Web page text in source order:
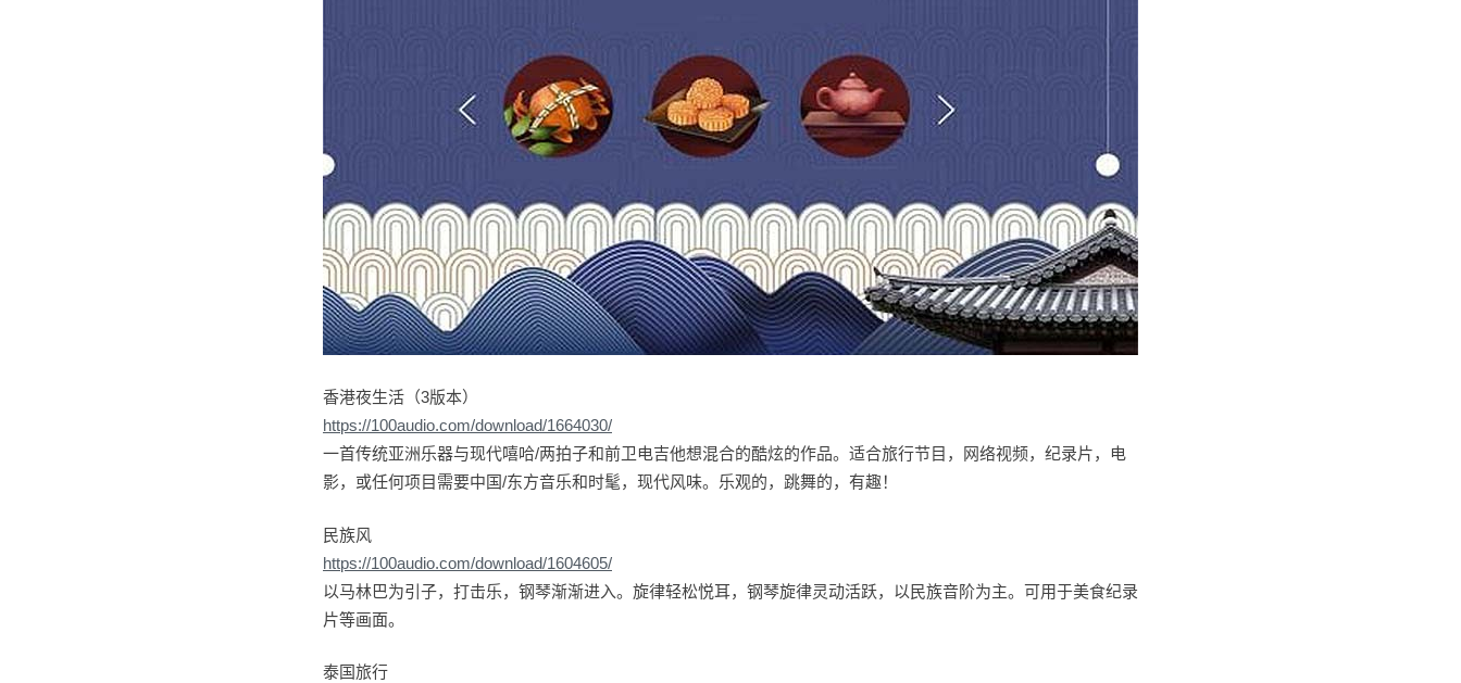
香港夜生活（3版本）
https://100audio.com/download/1664030/
一首传统亚洲乐器与现代嘻哈/两拍子和前卫电吉他想混合的酷炫的作品。适合旅行节目，网络视频，纪录片，电
影，或任何项目需要中国/东方音乐和时髦，现代风味。乐观的，跳舞的，有趣！
民族风
https://100audio.com/download/1604605/
以马林巴为引子，打击乐，钢琴渐渐进入。旋律轻松悦耳，钢琴旋律灵动活跃，以民族音阶为主。可用于美食纪录
片等画面。
泰国旅行